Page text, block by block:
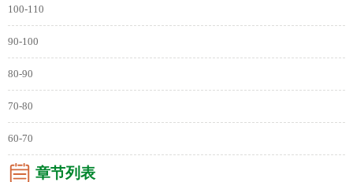
100-110
90-100
80-90
70-80
60-70
章节列表